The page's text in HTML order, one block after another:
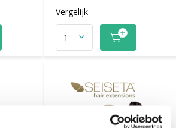
Vergelijk